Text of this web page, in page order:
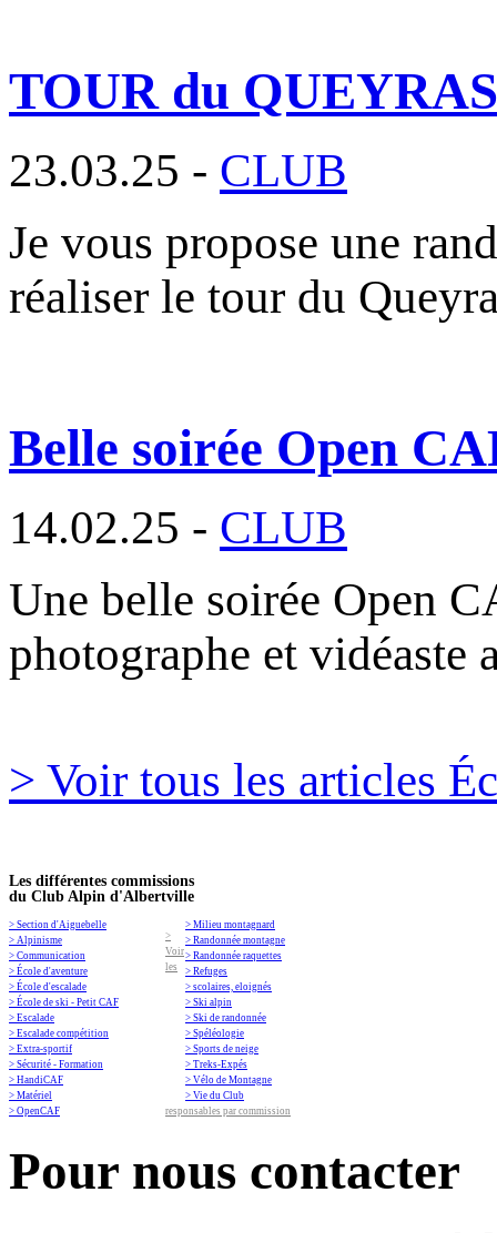
TOUR du
23.03.25 - CLUB
Je vous propose une
réaliser le tour du
Belle soirée Open
14.02.25 - CLUB
Une belle soirée Open
photographe et vidéaste
> Voir tous les articles
Les différentes commissions
du Club Alpin d'Albertville
> Section d'Aiguebelle
> Alpinisme
> Communication
> École d'aventure
> École d'escalade
> École de ski - Petit CAF
> Escalade
> Escalade compétition
> Extra-sportif
> Sécurité - Formation
> HandiCAF
> Matériel
> OpenCAF
> Milieu montagnard
> Randonnée montagne
> Randonnée raquettes
> Refuges
> scolaires, eloignés
> Ski alpin
> Ski de randonnée
> Spéléologie
> Sports de neige
> Treks-Expés
> Vélo de Montagne
> Vie du Club
>
Voir
les
responsables par commission
Pour nous contacter